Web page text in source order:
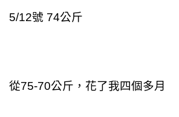
5/12號 74公斤
從75-70公斤，花了我四個多月